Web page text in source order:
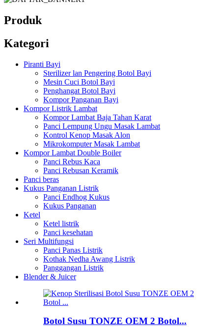
Produk
Kategori
Piranti Bayi
Sterilizer lan Pengering Botol Bayi
Mesin Cuci Botol Bayi
Penghangat Botol Bayi
Kompor Panganan Bayi
Kompor Listrik Lambat
Kompor Lambat Baja Tahan Karat
Panci Lempung Ungu Masak Lambat
Kontrol Kenop Masak Alon
Mikrokomputer Masak Lambat
Kompor Lambat Double Boiler
Panci Rebus Kaca
Panci Rebusan Keramik
Panci beras
Kukus Panganan Listrik
Panci Endhog Kukus
Kukus Panganan
Ketel
Ketel listrik
Panci kesehatan
Seri Multifungsi
Panci Panas Listrik
Kothak Nedha Awang Listrik
Panggangan Listrik
Blender & Juicer
Botol Susu TONZE OEM 2 Botol...